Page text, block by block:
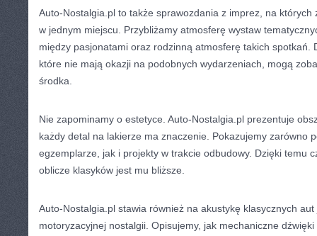
Auto-Nostalgia.pl to także sprawozdania z imprez, na których
w jednym miejscu. Przybliżamy atmosferę wystaw
między pasjonatami oraz rodzinną atmosferę takich spotkań.
które nie mają okazji na podobnych wydarzeniach, mogą
środka.
Nie zapominamy o estetyce. Auto-Nostalgia.pl prezentuje
każdy detal na lakierze ma znaczenie. Pokazujemy zarówno
egzemplarze, jak i projekty w trakcie odbudowy. Dzięki temu
oblicze klasyków jest mu bliższe.
Auto-Nostalgia.pl stawia również na akustykę klasycznych
motoryzacyjnej nostalgii. Opisujemy, jak mechaniczne dźwięki